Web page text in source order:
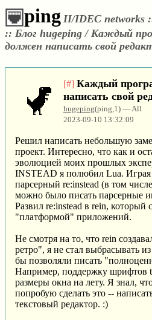
ping II/IDEC networks
:: Блог hugeping / Каждый
должен написать свой
[#] Каждый
написать свой
hugeping(ping,1) — All
2023-09-10 13:32:09
Решил написать небольшую
проект. Интересно, что как и
эволюцией моих прошлых
INSTEAD я полюбил Lua. Играя
парсерный re:instead (в том
можно было писать парсерные
Развил re:instead в rein, который
"платформой" приложений.
Не смотря на то, что rein
ретро", я не стал выбрасывать
бы позволяли писать
Например, поддержку шрифтов
размеры окна на лету. Я знал,
попробую сделать это --
текстовый редактор. :)